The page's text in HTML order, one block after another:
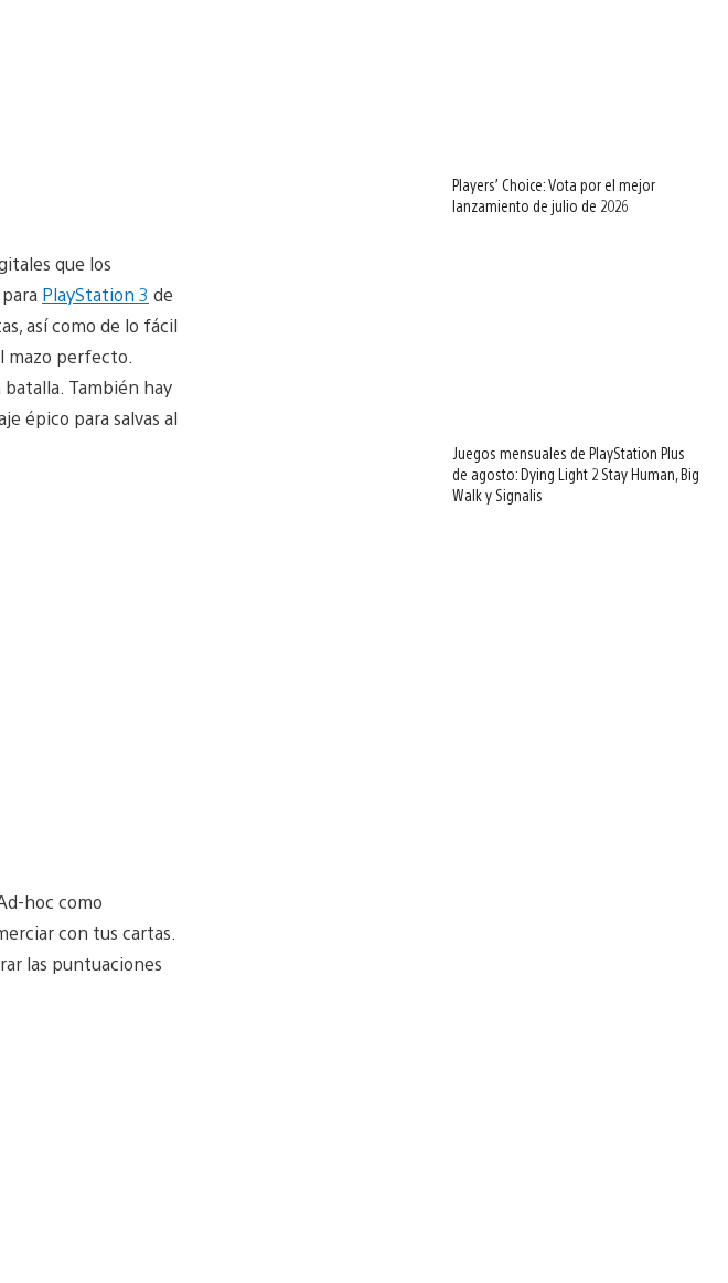
que los
PlayStation 3 de
así como de lo fácil
mazo perfecto.
batalla. También hay
épico para salvas al
hoc como
con tus cartas.
las puntuaciones
Players’ Choice: Vota por el mejor
lanzamiento de julio de 2026
Juegos mensuales de PlayStation Plus
de agosto: Dying Light 2 Stay Human, Big
Walk y Signalis